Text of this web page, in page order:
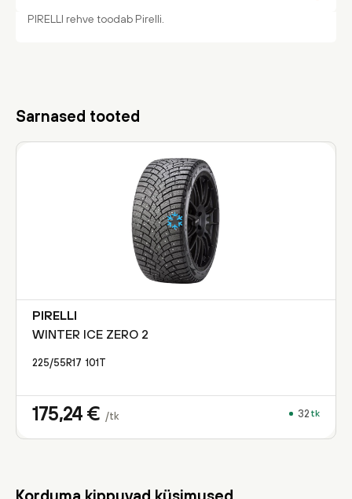
PIRELLI rehve toodab Pirelli.
Sarnased tooted
PIRELLI
WINTER ICE ZERO 2
225/55R17 101 T
175,24 € /tk 32 tk